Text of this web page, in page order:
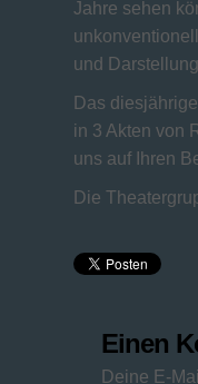
Jahre sehen
und
Das
in 3 Akten von
uns auf Ihren
Die
Einen
Deine E-